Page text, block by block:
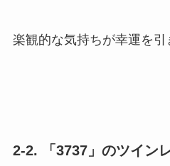
楽観的な気持ちが幸運を引
2-2. 「3737」のツイン